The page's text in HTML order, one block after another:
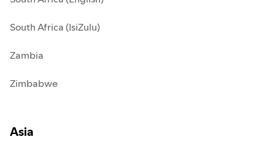
South Africa (IsiZulu)
Zambia
Zimbabwe
Asia